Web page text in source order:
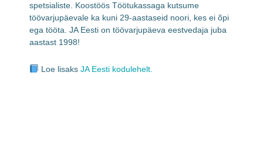
spetsialiste. Koostöös Töötukassaga kutsume
töövarjupäevale ka kuni 29-aastaseid noori, kes ei õpi
ega tööta. JA Eesti on töövarjupäeva eestvedaja juba
aastast 1998!
Loe lisaksJA Eesti kodulehelt.